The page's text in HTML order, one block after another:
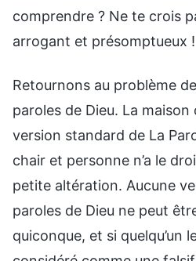
comprendre ? Ne te crois
arrogant et présomptueux !
Retournons au problème
paroles de Dieu. La maison
version standard de La
chair et personne n’a le
petite altération. Aucune
paroles de Dieu ne peut
quiconque, et si quelqu’un